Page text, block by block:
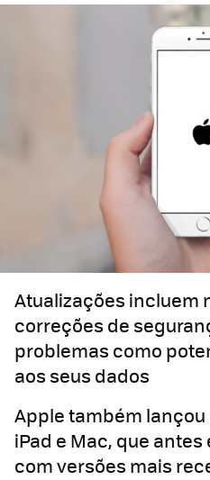
Atualizações incluem
correções de
problemas como
aos seus dados
Apple também
iPad e Mac, que
com versões mais